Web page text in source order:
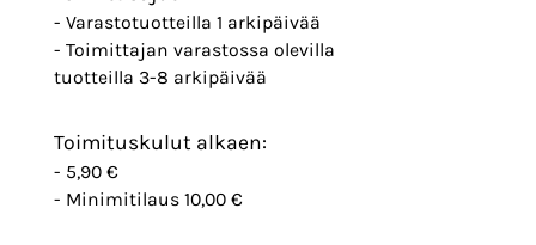
- Varastotuotteilla 1 arkipäivää
- Toimittajan varastossa olevilla
tuotteilla 3-8 arkipäivää
Toimituskulut alkaen:
- 5,90 €
- Minimitilaus 10,00 €